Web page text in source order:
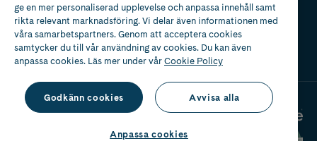
ge en mer personaliserad upplevelse och anpassa innehåll samt
rikta relevant marknadsföring. Vi delar även informationen med
våra samarbetspartners. Genom att acceptera cookies
samtycker du till vår användning av cookies. Du kan även
anpassa cookies. Läs mer under vårCookie Policy
Godkänn cookies Avvisa alla
Anpassa cookies